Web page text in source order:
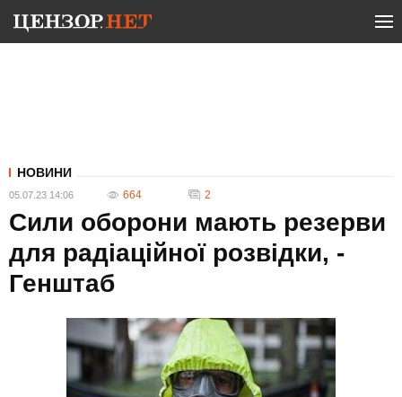
НОВИНИ
05.07.23 14:06 664 2
Сили оборони мають резерви
для радіаційної розвідки, -
Генштаб